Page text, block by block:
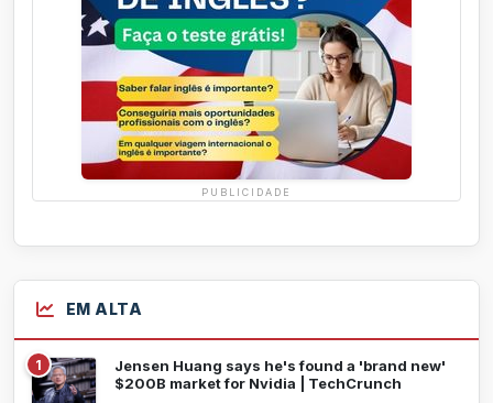
PUBLICIDADE
EM ALTA
1
Jensen Huang says he's found a 'brand new'
$200B market for Nvidia | TechCrunch